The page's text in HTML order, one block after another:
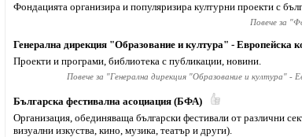
Фондацията организира и популяризира културни проекти с
Повече за "
Генерална дирекция "Образование и култура" - Европейска
Проекти и програми, библиотека с публикации, новини.
Повече за "Генерална дирекция "Образование и култура" -
Българска фестивална асоциация (БФА)
Организация, обединяваща български фестивали от различни
визуални изкуства, кино, музика, театър и други).